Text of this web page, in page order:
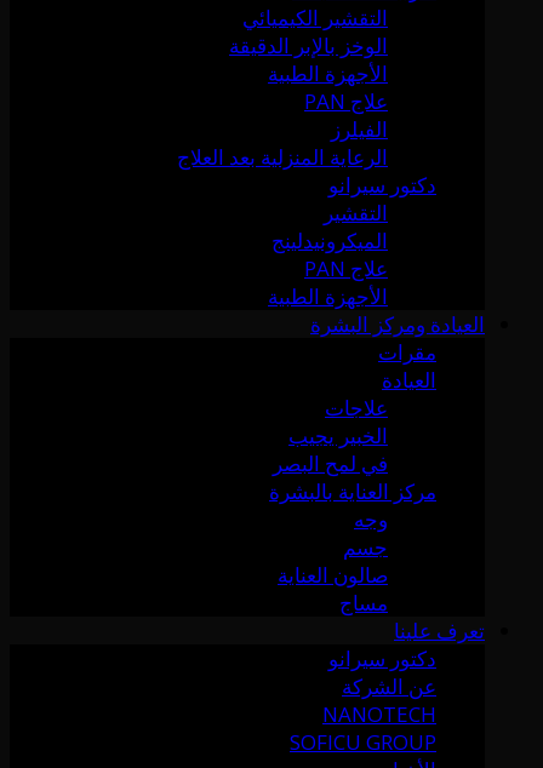
التقشير الكيميائي
الوخز بالإبر الدقيقة
الأجهزة الطبية
علاج PAN
الفيلرز
الرعاية المنزلية بعد العلاج
دكتور سيرانو
التقشير
الميكرونيدلينج
علاج PAN
الأجهزة الطبية
العيادة ومركز البشرة
مقرات
العيادة
علاجات
الخبير يجيب
في لمح البصر
مركز العناية بالبشرة
وجه
جسم
صالون العناية
مساج
تعرف علينا
دكتور سيرانو
عن الشركة
NANOTECH
SOFICU GROUP